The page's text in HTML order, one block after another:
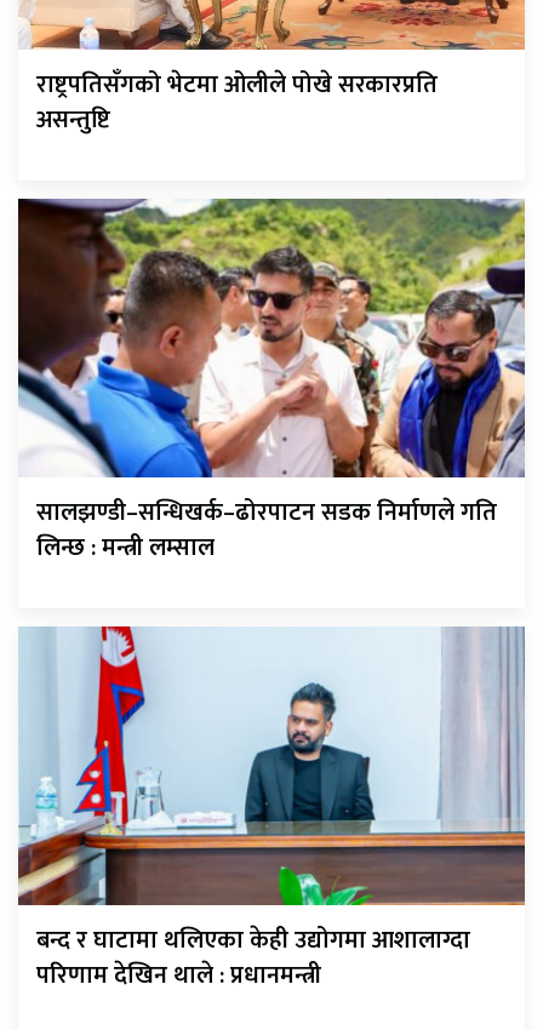
राष्ट्रपतिसँगको भेटमा ओलीले पोखे सरकारप्रति
असन्तुष्टि
सालझण्डी–सन्धिखर्क–ढोरपाटन सडक निर्माणले गति
लिन्छ : मन्त्री लम्साल
बन्द र घाटामा थलिएका केही उद्योगमा आशालाग्दा
परिणाम देखिन थाले : प्रधानमन्त्री